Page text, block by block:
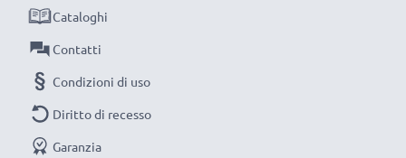
efficientando e riducendo l’impatto ambientale. Non
importa se usi il tuo telefono fisso/cordless a casa, in
ufficio o in azienda: le nostre batterie ti dureranno
Scegli CELLONIC, scegli la lunga durata, non fare
compromessi sulla qualità: ordina ora!
Cataloghi
Contatti
Condizioni di uso
Diritto di recesso
Garanzia